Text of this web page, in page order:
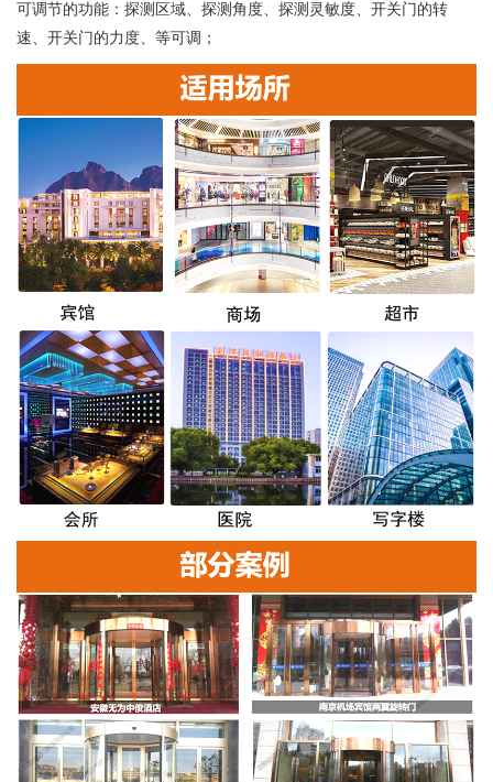
可调节的功能：探测区域、探测角度、探测灵敏度、开关门的转
速、开关门的力度、等可调；